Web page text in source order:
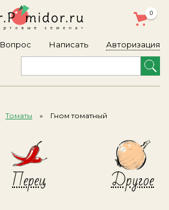
Вопрос Написать
0
Авторизация
Томаты Гном томатный
Перец Другое